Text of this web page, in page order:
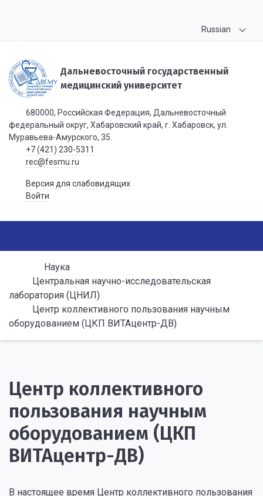
Russian
Дальневосточный государственный
медицинский университет
680000, Российская Федерация, Дальневосточный
федеральный округ, Хабаровский край, г. Хабаровск, ул.
Муравьева-Амурского, 35.
+7 (421) 230-5311
rec@fesmu.ru
Версия для слабовидящих
Войти
Наука
Центральная научно-исследовательская
лаборатория (ЦНИЛ)
Центр коллективного пользования научным
оборудованием (ЦКП ВИТАцентр-ДВ)
Центр коллективного
пользования научным
оборудованием (ЦКП
ВИТАцентр-ДВ)
В настоящее время Центр коллективного пользования